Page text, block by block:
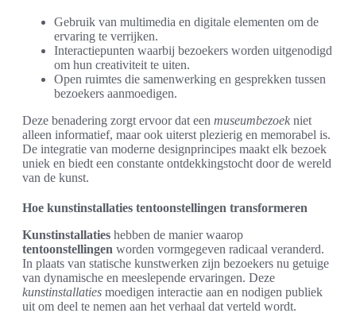
Gebruik van multimedia en digitale elementen om de
ervaring te verrijken.
Interactiepunten waarbij bezoekers worden uitgenodigd
om hun creativiteit te uiten.
Open ruimtes die samenwerking en gesprekken tussen
bezoekers aanmoedigen.
Deze benadering zorgt ervoor dat een museumbezoek niet
alleen informatief, maar ook uiterst plezierig en memorabel is.
De integratie van moderne designprincipes maakt elk bezoek
uniek en biedt een constante ontdekkingstocht door de wereld
van de kunst.
Hoe kunstinstallaties tentoonstellingen transformeren
Kunstinstallaties hebben de manier waarop
tentoonstellingen worden vormgegeven radicaal veranderd.
In plaats van statische kunstwerken zijn bezoekers nu getuige
van dynamische en meeslepende ervaringen. Deze
kunstinstallaties moedigen interactie aan en nodigen publiek
uit om deel te nemen aan het verhaal dat verteld wordt.